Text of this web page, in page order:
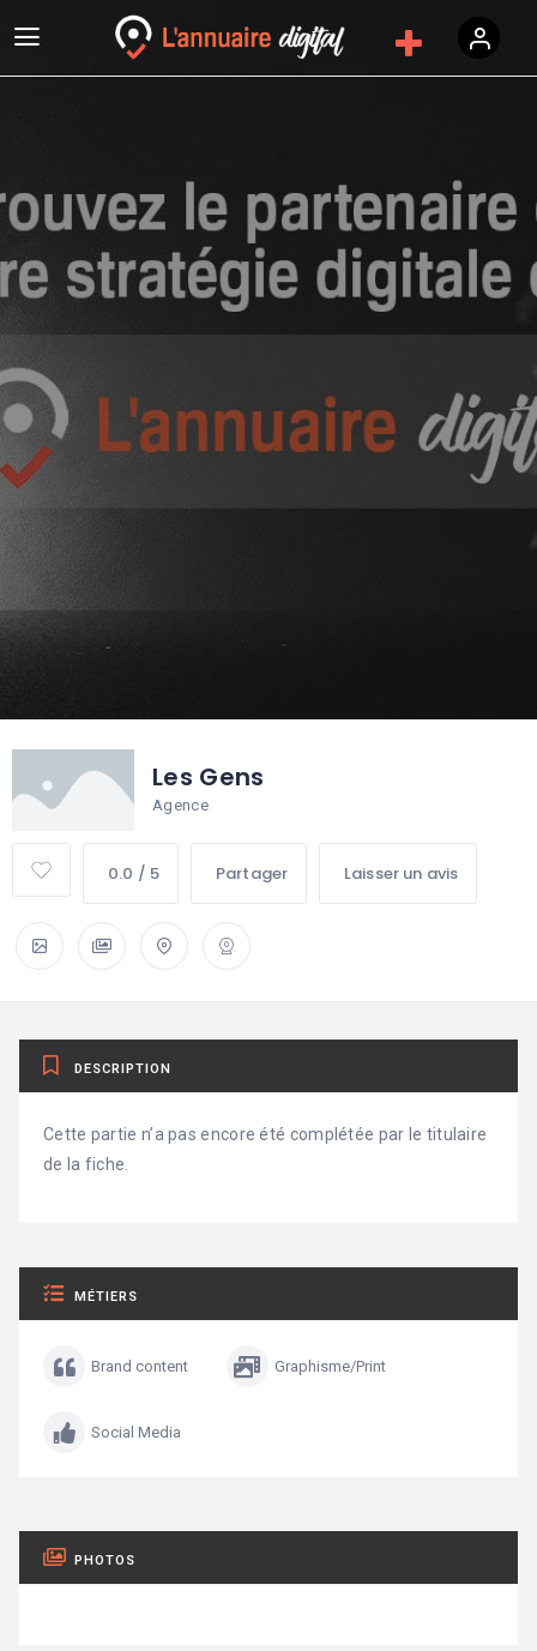
Les Gens
Agence
0.0 / 5 Partager Laisser un avis
DESCRIPTION
Cette partie n’a pas encore été complétée par le titulaire
de la fiche.
MÉTIERS
Brand content Graphisme/Print
Social Media
PHOTOS